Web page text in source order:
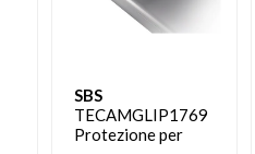
SBS
TECAMGLIP1769
Protezione per